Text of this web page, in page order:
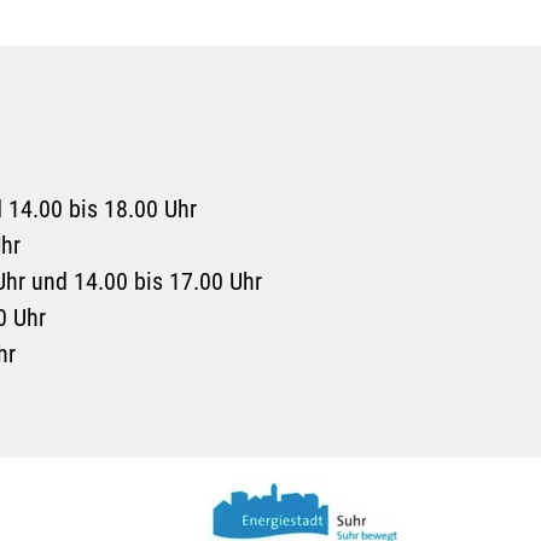
bis 18.00 Uhr
und 14.00 bis 17.00 Uhr
Uhr